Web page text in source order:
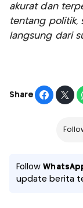
akurat dan
tentang politik,
langsung dari
Share
Follow
update berita